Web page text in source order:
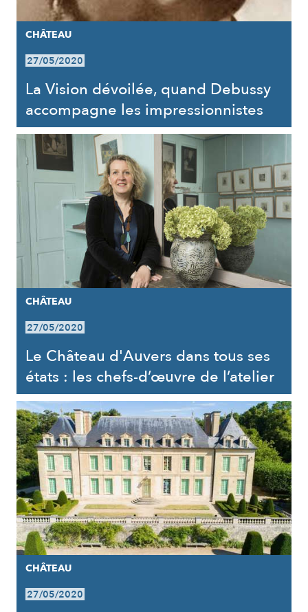
CHÂTEAU
27/05/2020
La Vision dévoilée, quand Debussy
accompagne les impressionnistes
CHÂTEAU
27/05/2020
Le Château d'Auvers dans tous ses
états : les chefs-d’œuvre de l’atelier
CHÂTEAU
27/05/2020